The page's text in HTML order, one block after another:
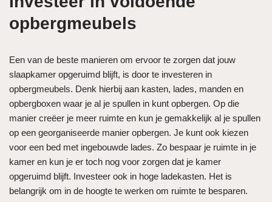
opbergmeubels
Een van de beste manieren om ervoor te zorgen dat jouw
slaapkamer opgeruimd blijft, is door te investeren in
opbergmeubels. Denk hierbij aan kasten, lades, manden en
opbergboxen waar je al je spullen in kunt opbergen. Op die
manier creëer je meer ruimte en kun je gemakkelijk al je spullen
op een georganiseerde manier opbergen. Je kunt ook kiezen
voor een bed met ingebouwde lades. Zo bespaar je ruimte in je
kamer en kun je er toch nog voor zorgen dat je kamer
opgeruimd blijft. Investeer ook in hoge ladekasten. Het is
belangrijk om in de hoogte te werken om ruimte te besparen.